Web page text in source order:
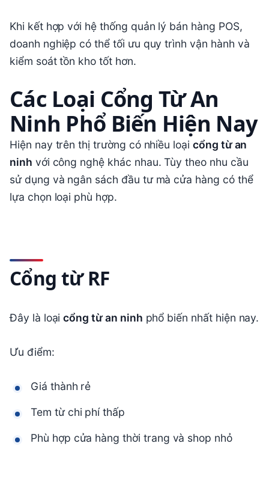
Khi kết hợp với hệ thống quản lý bán hàng POS,
doanh nghiệp có thể tối ưu quy trình vận hành và
kiểm soát tồn kho tốt hơn.
Các Loại Cổng Từ An
Ninh Phổ Biến Hiện Nay
Hiện nay trên thị trường có nhiều loại cổng từ an
ninh với công nghệ khác nhau. Tùy theo nhu cầu
sử dụng và ngân sách đầu tư mà cửa hàng có thể
lựa chọn loại phù hợp.
Cổng từ RF
Đây là loạicổng từ an ninh phổ biến nhất hiện nay.
Ưu điểm:
Giá thành rẻ
Tem từ chi phí thấp
Phù hợp cửa hàng thời trang và shop nhỏ